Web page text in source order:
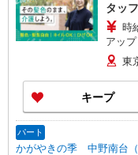
タッ
時給
アッ
円/月
東
キープ
パート
かがやきの季 中野南台（